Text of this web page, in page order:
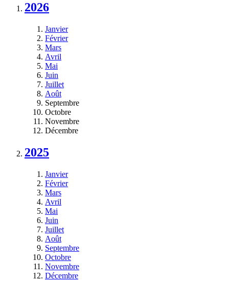
2026
Janvier
Février
Mars
Avril
Mai
Juin
Juillet
Août
Septembre
Octobre
Novembre
Décembre
2025
Janvier
Février
Mars
Avril
Mai
Juin
Juillet
Août
Septembre
Octobre
Novembre
Décembre